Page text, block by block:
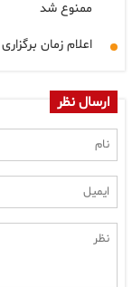
ممنوع شد
اعلام زمان
ارسال نظر